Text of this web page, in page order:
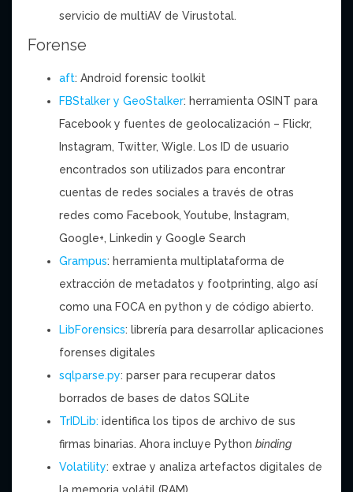
servicio de multiAV de Virustotal.
Forense
aft: Android forensic toolkit
FBStalker y GeoStalker: herramienta OSINT para
Facebook y fuentes de geolocalización – Flickr,
Instagram, Twitter, Wigle. Los ID de usuario
encontrados son utilizados para encontrar
cuentas de redes sociales a través de otras
redes como Facebook, Youtube, Instagram,
Google+, Linkedin y Google Search
Grampus: herramienta multiplataforma de
extracción de metadatos y footprinting, algo así
como una FOCA en python y de código abierto.
LibForensics: librería para desarrollar aplicaciones
forenses digitales
sqlparse.py: parser para recuperar datos
borrados de bases de datos SQLite
TrIDLib: identifica los tipos de archivo de sus
firmas binarias. Ahora incluye Python binding
Volatility: extrae y analiza artefactos digitales de